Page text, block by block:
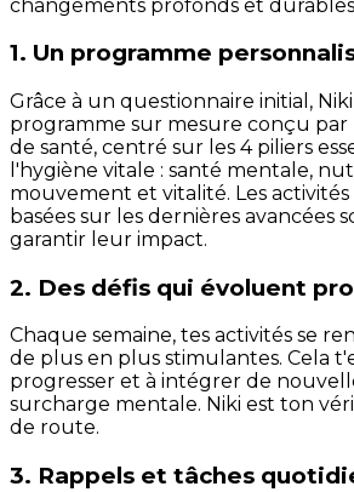
changements profonds et durables
1. Un programme
Grâce à un questionnaire initial,
programme sur mesure conçu par
de santé, centré sur les 4 piliers
l'hygiène vitale : santé mentale,
mouvement et vitalité. Les activités
basées sur les dernières avancées
garantir leur impact.
2. Des défis qui évoluent
Chaque semaine, tes activités se
de plus en plus stimulantes. Cela
progresser et à intégrer de
surcharge mentale. Niki est ton
de route.
3. Rappels et tâches